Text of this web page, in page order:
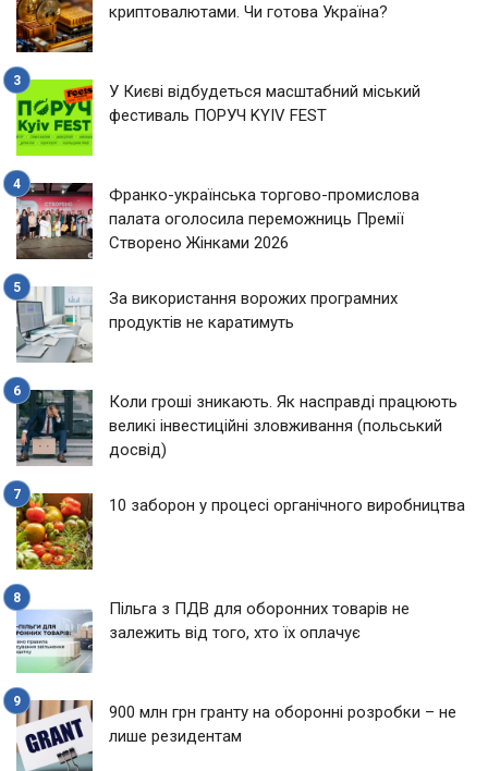
криптовалютами. Чи готова Україна?
У Києві відбудеться масштабний міський
фестиваль ПОРУЧ KYIV FEST
Франко-українська торгово-промислова
палата оголосила переможниць Премії
Створено Жінками 2026
За використання ворожих програмних
продуктів не каратимуть
Коли гроші зникають. Як насправді працюють
великі інвестиційні зловживання (польський
досвід)
10 заборон у процесі органічного виробництва
Пільга з ПДВ для оборонних товарів не
залежить від того, хто їх оплачує
900 млн грн гранту на оборонні розробки – не
лише резидентам